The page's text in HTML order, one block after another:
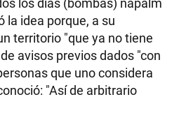
la idea porque, a su
territorio "que ya no tiene
avisos previos dados "con
que uno considera
"Así de arbitrario